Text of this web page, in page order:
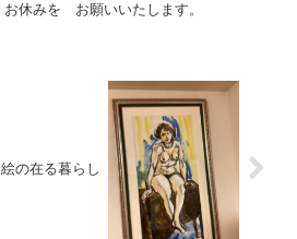
お休みを お願いいたします。
絵の在る暮らし